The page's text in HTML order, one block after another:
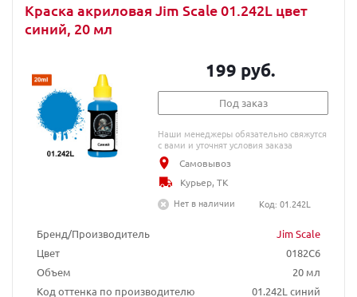
Краска акриловая Jim Scale 01.242L цвет
синий, 20 мл
Бренд/Производитель
Jim Scale
Цвет
0182C6
Объем
20 мл
Код оттенка по производителю
01.242L синий
199 руб.
Под заказ
Наши менеджеры обязательно свяжутся
с вами и уточнят условия заказа
Самовывоз
Курьер, ТК
Нет в наличии
Код: 01.242L